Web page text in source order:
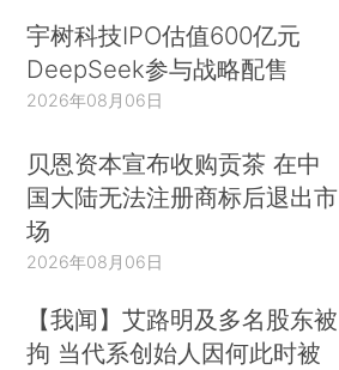
宇树科技IPO估值600亿元
DeepSeek参与战略配售
2026年08月06日
贝恩资本宣布收购贡茶 在中
国大陆无法注册商标后退出市
场
2026年08月06日
【我闻】艾路明及多名股东被
拘 当代系创始人因何此时被